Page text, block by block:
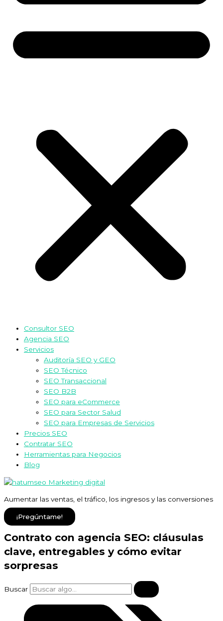
Consultor SEO
Agencia SEO
Servicios
Auditoría SEO y GEO
SEO Técnico
SEO Transaccional
SEO B2B
SEO para eCommerce
SEO para Sector Salud
SEO para Empresas de Servicios
Precios SEO
Contratar SEO
Herramientas para Negocios
Blog
Aumentar las ventas, el tráfico, los ingresos y las conversiones
¡Pregúntame!
Contrato con agencia SEO: cláusulas
clave, entregables y cómo evitar
sorpresas
Buscar